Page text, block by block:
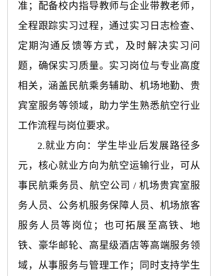
准；配备校内指导教师与企业带教老师，
全程跟踪实习过程，通过实习日志检查、
定期沟通反馈等方式，及时解决实习问
题，确保实习质量。实习岗位与专业高度
相关，涵盖民航乘务辅助、机场地勤、贵
宾室服务等领域，助力学生熟悉航空行业
工作流程与岗位要求。
2.就业方向：学生毕业后发展路径多
元，核心就业方向为航空运输行业，可从
事民航乘务员、航空公司 / 机场贵宾室服
务人员、公务机服务保障人员、机场旅客
服务人员等岗位；也可拓展至高铁、地
铁、豪华邮轮、高星级酒店等高端服务领
域，从事服务与管理工作；同时支持学生